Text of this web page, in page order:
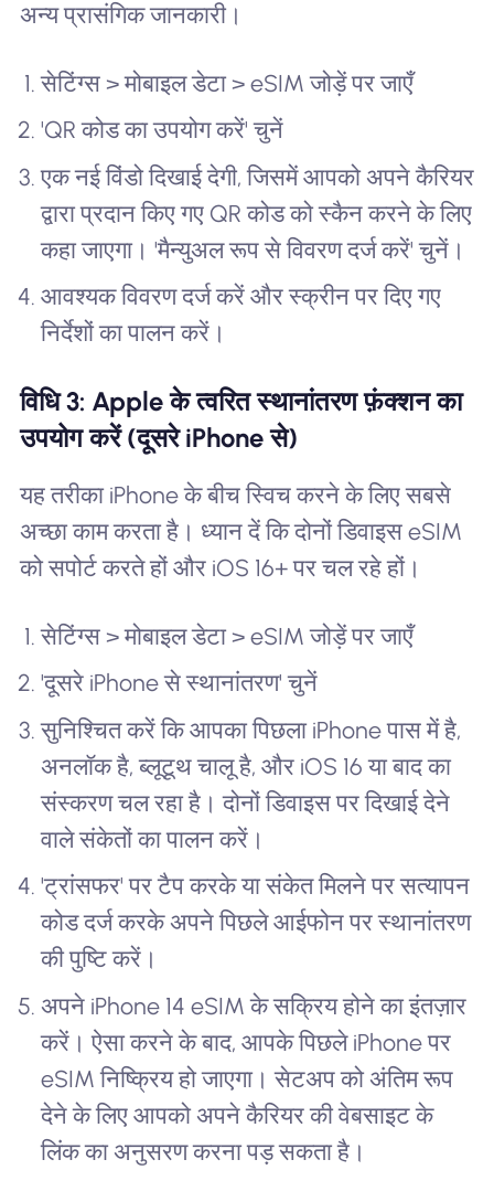
अन्य प्रासंगिक जानकारी।
सेटिंग्स > मोबाइल डेटा > eSIM जोड़ें पर जाएँ
'QR कोड का उपयोग करें' चुनें
एक नई विंडो दिखाई देगी, जिसमें आपको अपने कैरियर
द्वारा प्रदान किए गए QR कोड को स्कैन करने के लिए
कहा जाएगा। 'मैन्युअल रूप से विवरण दर्ज करें' चुनें।
आवश्यक विवरण दर्ज करें और स्क्रीन पर दिए गए
निर्देशों का पालन करें।
विधि 3: Apple के त्वरित स्थानांतरण फ़ंक्शन का
उपयोग करें (दूसरे iPhone से)
यह तरीका iPhone के बीच स्विच करने के लिए सबसे
अच्छा काम करता है। ध्यान दें कि दोनों डिवाइस eSIM
को सपोर्ट करते हों और iOS 16+ पर चल रहे हों।
सेटिंग्स > मोबाइल डेटा > eSIM जोड़ें पर जाएँ
'दूसरे iPhone से स्थानांतरण' चुनें
सुनिश्चित करें कि आपका पिछला iPhone पास में है,
अनलॉक है, ब्लूटूथ चालू है, और iOS 16 या बाद का
संस्करण चल रहा है। दोनों डिवाइस पर दिखाई देने
वाले संकेतों का पालन करें।
'ट्रांसफर' पर टैप करके या संकेत मिलने पर सत्यापन
कोड दर्ज करके अपने पिछले आईफोन पर स्थानांतरण
की पुष्टि करें।
अपने iPhone 14 eSIM के सक्रिय होने का इंतज़ार
करें। ऐसा करने के बाद, आपके पिछले iPhone पर
eSIM निष्क्रिय हो जाएगा। सेटअप को अंतिम रूप
देने के लिए आपको अपने कैरियर की वेबसाइट के
लिंक का अनुसरण करना पड़ सकता है।